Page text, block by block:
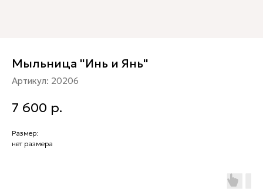
Мыльница "Инь и Янь"
Артикул: 20206
7 600 р.
Размер:
нет размера